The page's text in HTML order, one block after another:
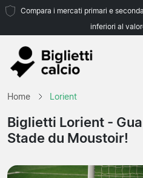
Compara i mercati primari e
inferiori al
Home Lorient
Biglietti Lorient -
Stade du Moustoir!